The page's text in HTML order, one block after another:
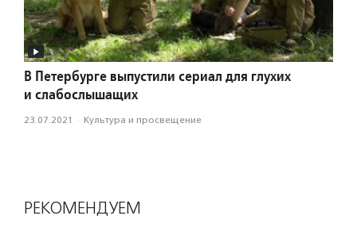
В Петербурге выпустили сериал для глухих
и слабослышащих
23.07.2021 · Культура и просвещение
РЕКОМЕНДУЕМ